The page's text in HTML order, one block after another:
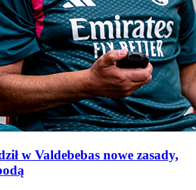
w Valdebebas nowe zasady,